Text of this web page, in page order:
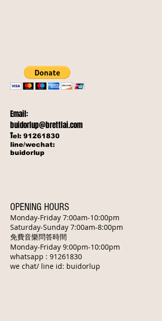
Email:
buidorlup@brettlai.com
Tel: 91261830
line/wechat:
buidorlup
OPENING HOURS
Monday-Friday 7:00am-10:00pm
​Saturday-Sunday 7:00am-8:00pm
免費音樂問答時間
Monday-Friday 9:00pm-10:00pm
whatsapp : 91261830
we chat/ line id: buidorlup